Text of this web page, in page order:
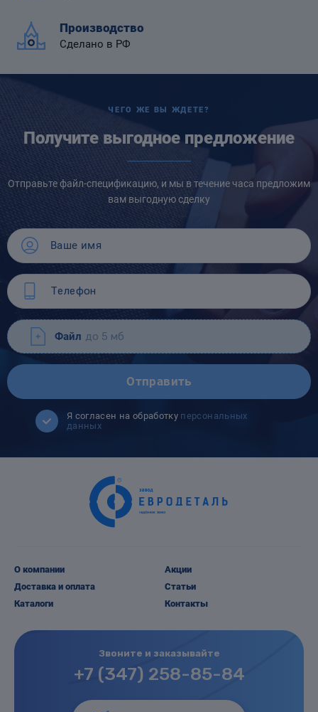
Производство
Сделано в РФ
ЧЕГО ЖЕ ВЫ ЖДЕТЕ?
Получите выгодное предложение
Отправьте файл-спецификацию, и мы в течение часа предложим
вам выгодную сделку
Файл до 5 мб
Отправить
Я согласен на обработку персональных
данных
О компании
Доставка и оплата
Каталоги
Акции
Статьи
Контакты
Звоните и заказывайте
+7 (347) 258-85-84